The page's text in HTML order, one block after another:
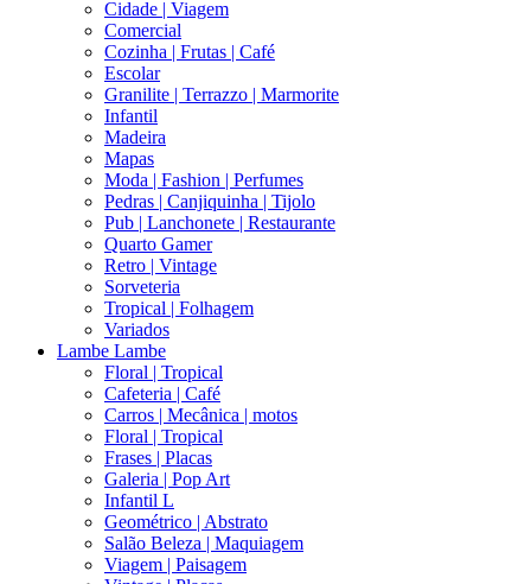
Cidade | Viagem
Comercial
Cozinha | Frutas | Café
Escolar
Granilite | Terrazzo | Marmorite
Infantil
Madeira
Mapas
Moda | Fashion | Perfumes
Pedras | Canjiquinha | Tijolo
Pub | Lanchonete | Restaurante
Quarto Gamer
Retro | Vintage
Sorveteria
Tropical | Folhagem
Variados
Lambe Lambe
Floral | Tropical
Cafeteria | Café
Carros | Mecânica | motos
Floral | Tropical
Frases | Placas
Galeria | Pop Art
Infantil L
Geométrico | Abstrato
Salão Beleza | Maquiagem
Viagem | Paisagem